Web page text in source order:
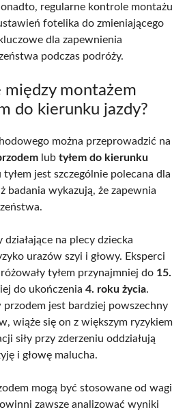
regularne kontrole montażu
fotelika do zmieniającego
dla zapewnienia
podczas podróży.
między montażem
do kierunku jazdy?
można przeprowadzić na
lub tyłem do kierunku
jest szczególnie polecana dla
badania wykazują, że zapewnia
na plecy dziecka
urazów szyi i głowy. Eksperci
tyłem przynajmniej do 15.
do ukończenia 4. roku życia.
jest bardziej powszechny
wiąże się on z większym ryzykiem
siły przy zderzeniu oddziałują
i głowę malucha.
mogą być stosowane od wagi
zawsze analizować wyniki